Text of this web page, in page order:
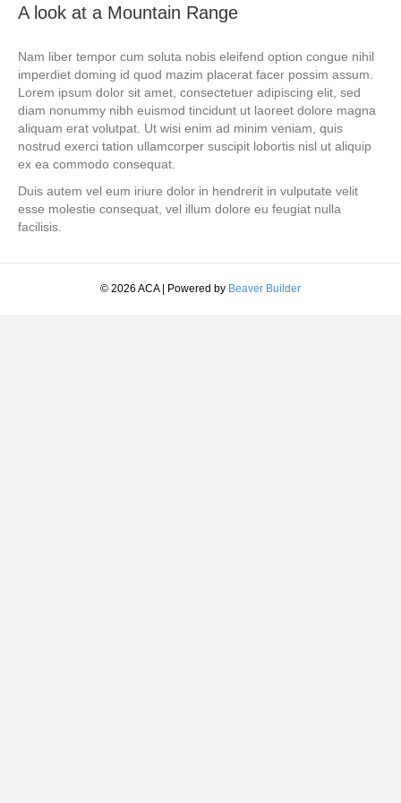
A look at a Mountain Range
Nam liber tempor cum soluta nobis eleifend option congue nihil
imperdiet doming id quod mazim placerat facer possim assum.
Lorem ipsum dolor sit amet, consectetuer adipiscing elit, sed
diam nonummy nibh euismod tincidunt ut laoreet dolore magna
aliquam erat volutpat. Ut wisi enim ad minim veniam, quis
nostrud exerci tation ullamcorper suscipit lobortis nisl ut aliquip
ex ea commodo consequat.
Duis autem vel eum iriure dolor in hendrerit in vulputate velit
esse molestie consequat, vel illum dolore eu feugiat nulla
facilisis.
© 2026 ACA Powered by Beaver Builder